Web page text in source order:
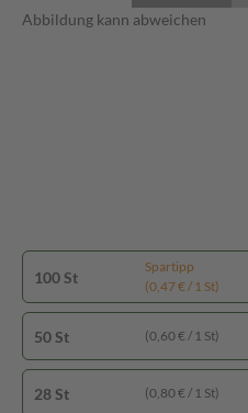
Abbildung kann abweichen
100 St
Spartipp
(0,47 € / 1 St)
50 St (0,60 € / 1 St)
28 St (0,80 € / 1 St)